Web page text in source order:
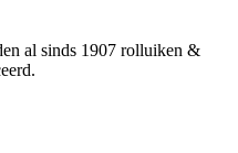
al sinds 1907 rolluiken &